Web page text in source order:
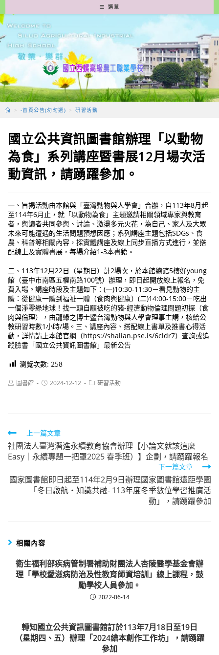
轉
至
要
容
選單
> -首頁公告(勿勾選) > 研習活動
國立公共資訊圖書館辦理「以動物
為食」系列講座暨書展12月場次活
動資訊，請踴躍參加。
一、旨揭活動由本館與「臺灣動物與人學會」合辦，自113年8月起
至114年6月止，就「以動物為食」主題邀請相關領域專家與教育
者，與讀者共同參與、討論、激盪多元火花，為自己、家人及大眾
未來可能遭遇的生活問題預想因應；系列講座主題包括SDGs、食
農、科普等相關內容，採實體講座及線上同步直播方式進行，並搭
配線上及實體書展，每場介紹1-3本書籍。
二、113年12月22日（星期日）計2場次，於本館總館5樓好young
館（臺中市南區五權南路100號）辦理，即日起開放線上報名，免
費入場。講座時段及主題如下：(一)10:30-11:30－看見動物的主
體：從健康一體到福祉一體（食肉與健康）(二)14:00-15:00－吃出
一個淨零綠地球！找一頭自願被吃的豬-經濟動物倫理問題初探（食
肉與倫理），由龍緣之博士暨台灣動物與人學會理事主講，核給公
教研習時數1小時/場。三、講座內容、搭配線上書單及推書心得活
動，詳情請上本館官網（https://shalian.pse.is/6cldr7）查詢或追
蹤臉書「國立公共資訊圖書館」最新公告
瀏覽次數: 258
Post圖書館
Post2024-12-12
Post研習活動
Read
more
articles
上一篇文章
社團法人臺灣潛進永續教育協會辦理【小論文就該這麼
Easy｜永續專題一把罩2025 春季班）】企劃，請踴躍報名
下一篇文章
國家圖書館即日起至114年2月9日辦理國家圖書館遠距學園
「冬日啟航‧知識共融- 113年度冬季數位學習推廣活
動」，請踴躍參加
相關內容
衛生福利部疾病管制署補助財團法人杏陵醫學基金會辦
理「學校愛滋病防治及性教育師資培訓」線上課程，鼓
勵學校人員參加。
2022-06-14
轉知國立公共資訊圖書館訂於113年7月18日至19日
（星期四、五）辦理「2024繪本創作工作坊」，請踴躍
參加